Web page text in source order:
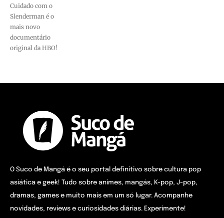
Cuidado com o
Slenderman é o
mais novo
documentário
original da HBO!
O Suco de Mangá é o seu portal definitivo sobre cultura pop
asiática e geek! Tudo sobre animes, mangás, K-pop, J-pop,
dramas, games e muito mais em um só lugar. Acompanhe
novidades, reviews e curiosidades diárias. Experimente!